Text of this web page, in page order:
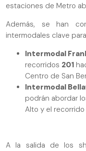
estaciones de Metro
Además, se han
intermodales clave
Intermodal
recorridos 201
Centro de San
Intermodal
podrán abordar
Alto y el recorrido
A la salida de los